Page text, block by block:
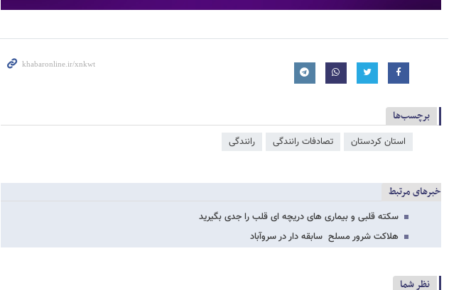
برچسب‌ها
استان کردستان تصادفات رانندگی رانندگی
خبرهای مرتبط
سکته قلبی و بیماری های دریچه ای قلب را جدی بگیرید
هلاکت شرور مسلح سابقه دار در سروآباد
نظر شما